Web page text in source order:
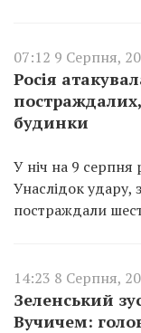
07:12 9 Серпня,
Росія
будинки
У ніч на 9 серпня
Унаслідок
постраждали
14:23 8 Серпня,
Зеленський
Вучичем: